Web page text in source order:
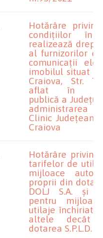
Hotărâre
condițiilor în
realizează
al furnizorilor
comunicații
imobilul situat în
Craiova, Str.
aflat în
publică a
administrarea
Clinic Județean
Craiova
Hotărâre privind
tarifelor de
mijloace auto
proprii din
DOLJ S.A. și
pentru
utilaje închiriate
altele decât
dotarea S.P.L.D.P.